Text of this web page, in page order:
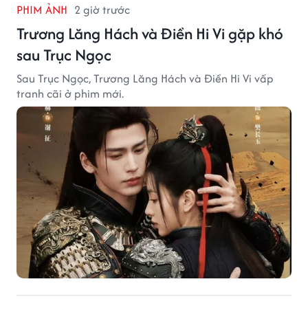
PHIM ẢNH 2 giờ trước
Trương Lăng Hách và Điền Hi Vi gặp khó
sau Trục Ngọc
Sau Trục Ngọc, Trương Lăng Hách và Điền Hi Vi vấp
tranh cãi ở phim mới.